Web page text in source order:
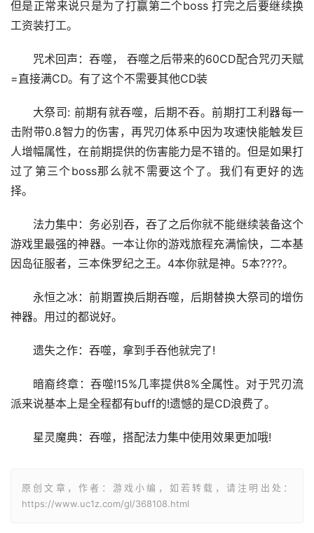
但是正常来说只是为了打赢第二个boss 打完之后要继续换
工资装打工。
咒术回声：吞噬， 吞噬之后带来的60CD配合咒刃天赋
=直接满CD。有了这个不需要其他CD装
大祭司: 前期有就吞噬，后期不吞。前期打工利器每一
击附带0.8智力的伤害，再咒刃体系中因为攻速快能触发巨
人增幅属性，在前期提供的伤害能力是不错的。但是如果打
过了第三个boss那么就不需要这个了。我们有更好的选
择。
法力集中：务必别吞，吞了之后你就不能继续装备这个
游戏里最强的神器。一本让你的游戏旅程充满愉快，二本基
因岛征服者，三本侏罗纪之王。4本你就是神。5本????。
永恒之冰：前期置换后期吞噬，后期替换大祭司的增伤
神器。用过的都说好。
遗失之作：吞噬，拿到手吞他就完了!
暗裔终章：吞噬!15%几率提供8%全属性。对于咒刃流
派来说基本上是全程都有buff的!遗憾的是CD浪费了。
星灵魔典：吞噬，搭配法力集中使用效果更加哦!
原创文章，作者：游戏小编，如若转载，请注明出处：
https://www.uc1z.com/gl/368108.html